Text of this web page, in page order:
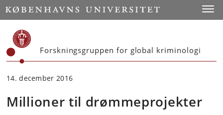
Start
Forskningsgruppen for global kriminologi
14. december 2016
Millioner til drømmeprojekter